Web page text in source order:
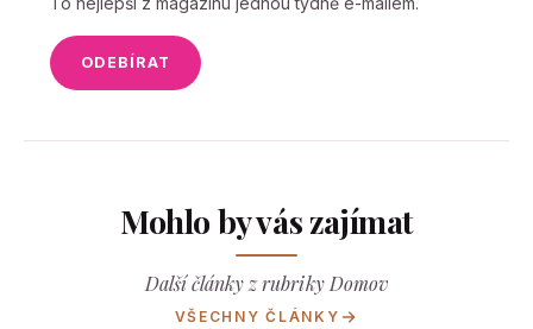
ODEBÍRAT
Mohlo by vás zajímat
Další články z rubriky Domov
VŠECHNY ČLÁNKY